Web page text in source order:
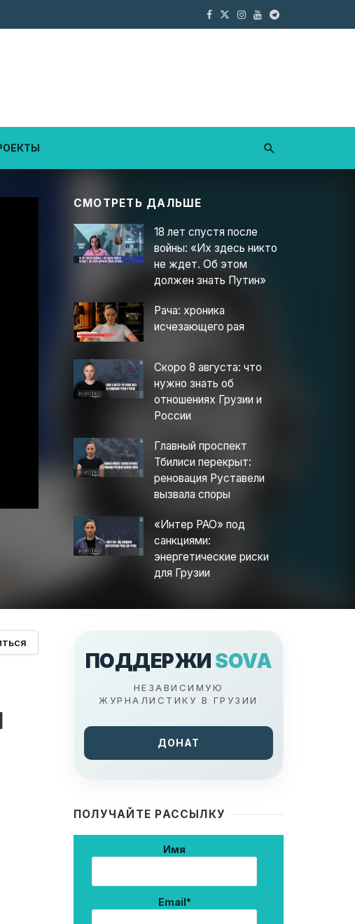
СМОТРЕТЬ ДАЛЬШЕ
18 лет спустя после
войны: «Их здесь никто
не ждет. Об этом
должен знать Путин»
Рача: хроника
исчезающего рая
Скоро 8 августа: что
нужно знать об
отношениях Грузии и
России
Главный проспект
Тбилиси перекрыт:
реновация Руставели
вызвала споры
«Интер РАО» под
санкциями:
энергетические риски
для Грузии
ПОДДЕРЖИ SOVA
НЕЗАВИСИМУЮ
ЖУРНАЛИСТИКУ В ГРУЗИИ
ДОНАТ
ПОЛУЧАЙТЕ РАССЫЛКУ
Имя
Email*